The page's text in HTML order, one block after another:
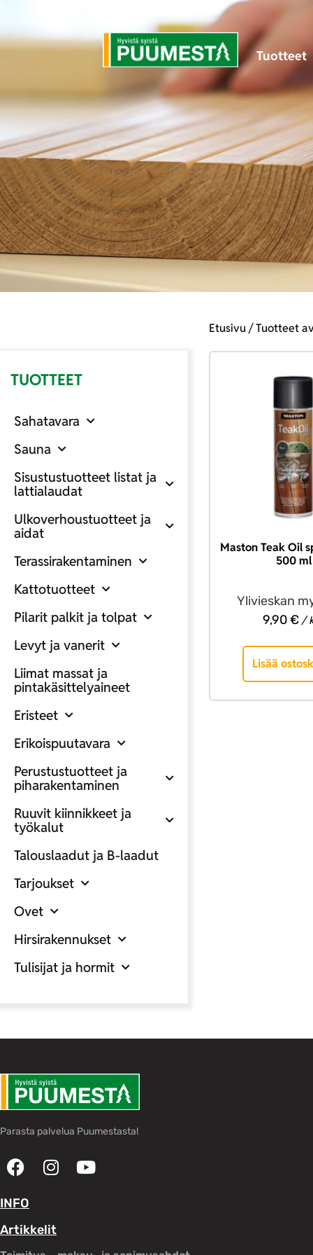
Tuotteet
Etusivu/ Tuotteet
TUOTTEET
Sahatavara
Sauna
Sisustustuotteet listat ja
lattialaudat
Ulkoverhoustuotteet ja
aidat
Terassirakentaminen
Kattotuotteet
Pilarit palkit ja tolpat
Levyt ja vanerit
Liimat massat ja
pintakäsittelyaineet
Eristeet
Erikoispuutavara
Perustustuotteet ja
piharakentaminen
Ruuvit kiinnikkeet ja
työkalut
Talouslaadut ja B-laadut
Tarjoukset
Ovet
Hirsirakennukset
Tulisijat ja hormit
Maston Teak Oil
500 ml
Ylivieskan
9,90€ /
Lisää
Parasta palvelua Puumestasta!
INFO
Artikkelit